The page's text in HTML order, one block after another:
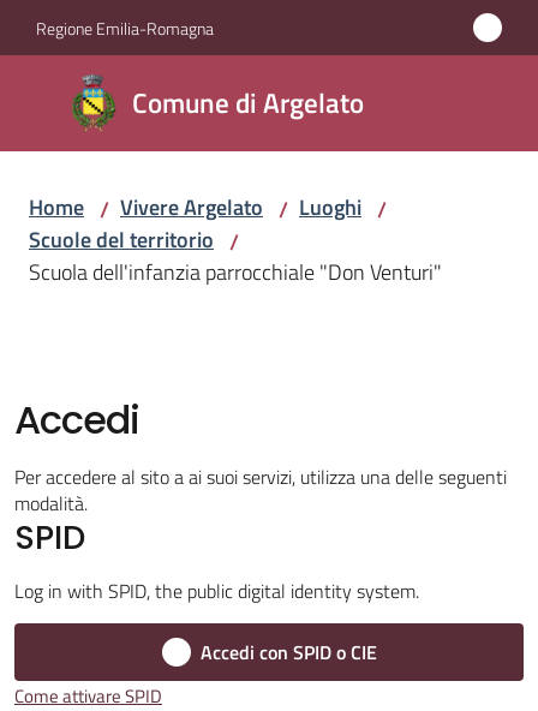
Vai al contenuto
Vai alla navigazione
Vai al footer
Regione Emilia-Romagna
Comune di Argelato
Comune
di
Argelato
Amministrazione
Vivere
Argelato
Menu selezionato
Amministrazione
Trasparente
Home / Vivere Argelato / Luoghi /
Scuole del territorio /
Scuola dell'infanzia parrocchiale "Don Venturi"
Accedi
Per accedere al sito a ai suoi servizi, utilizza una delle seguenti
modalità.
SPID
Log in with SPID, the public digital identity system.
Accedi con SPID o CIE
Come attivare SPID